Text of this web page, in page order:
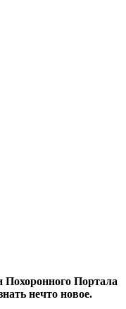
Похоронного Портала
нечто новое.